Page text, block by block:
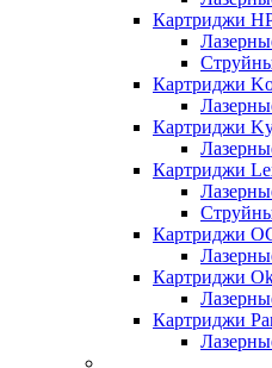
Картриджи
Картриджи
Картриджи
Картриджи
Картриджи
Картриджи
Картриджи